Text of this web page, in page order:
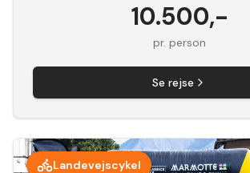
10.500,-
pr. person
Se rejse
Landevejscykel